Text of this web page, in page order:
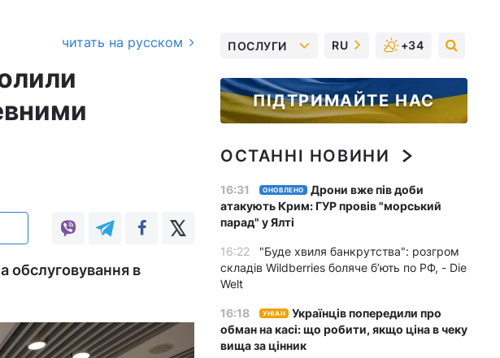
читать на русском
обслуговування в
ПОСЛУГИ RU +34
ПІДТРИМАЙТЕ НАС
ОСТАННІ НОВИНИ
16:31 ОНОВЛЕНО
Дрони вже пів доби
атакують Крим: ГУР провів "морський
парад" у Ялті
16:22
"Буде хвиля банкрутства": розгром
складів Wildberries боляче бʼють по РФ, - Die
Welt
16:18 УНІАН
Українців попередили про
обман на касі: що робити, якщо ціна в чеку
вища за цінник